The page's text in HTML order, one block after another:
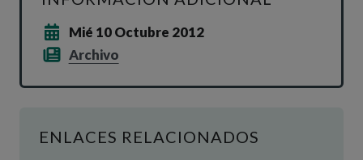
Mié 10 Octubre 2012
Archivo
ENLACES RELACIONADOS